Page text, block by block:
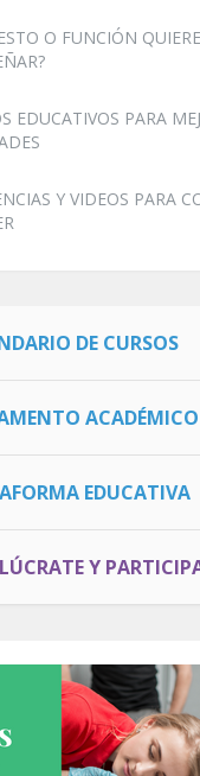
O FUNCIÓN
EDUCATIVOS PARA
Y VIDEOS PARA
DE CURSOS
ACADÉMICO
EDUCATIVA
Y